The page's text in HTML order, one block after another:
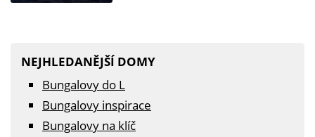
NEJHLEDANĚJŠÍ DOMY
Bungalovy do L
Bungalovy inspirace
Bungalovy na klíč